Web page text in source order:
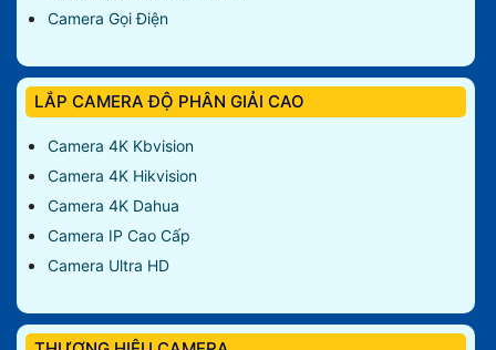
Camera Gọi Điện
LẮP CAMERA ĐỘ PHÂN GIẢI CAO
Camera 4K Kbvision
Camera 4K Hikvision
Camera 4K Dahua
Camera IP Cao Cấp
Camera Ultra HD